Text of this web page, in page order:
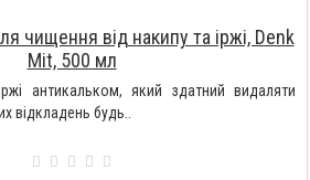
чищення від накипу та іржі, Denk
Mit, 500 мл
антикальком, який здатний видаляти
відкладень будь..